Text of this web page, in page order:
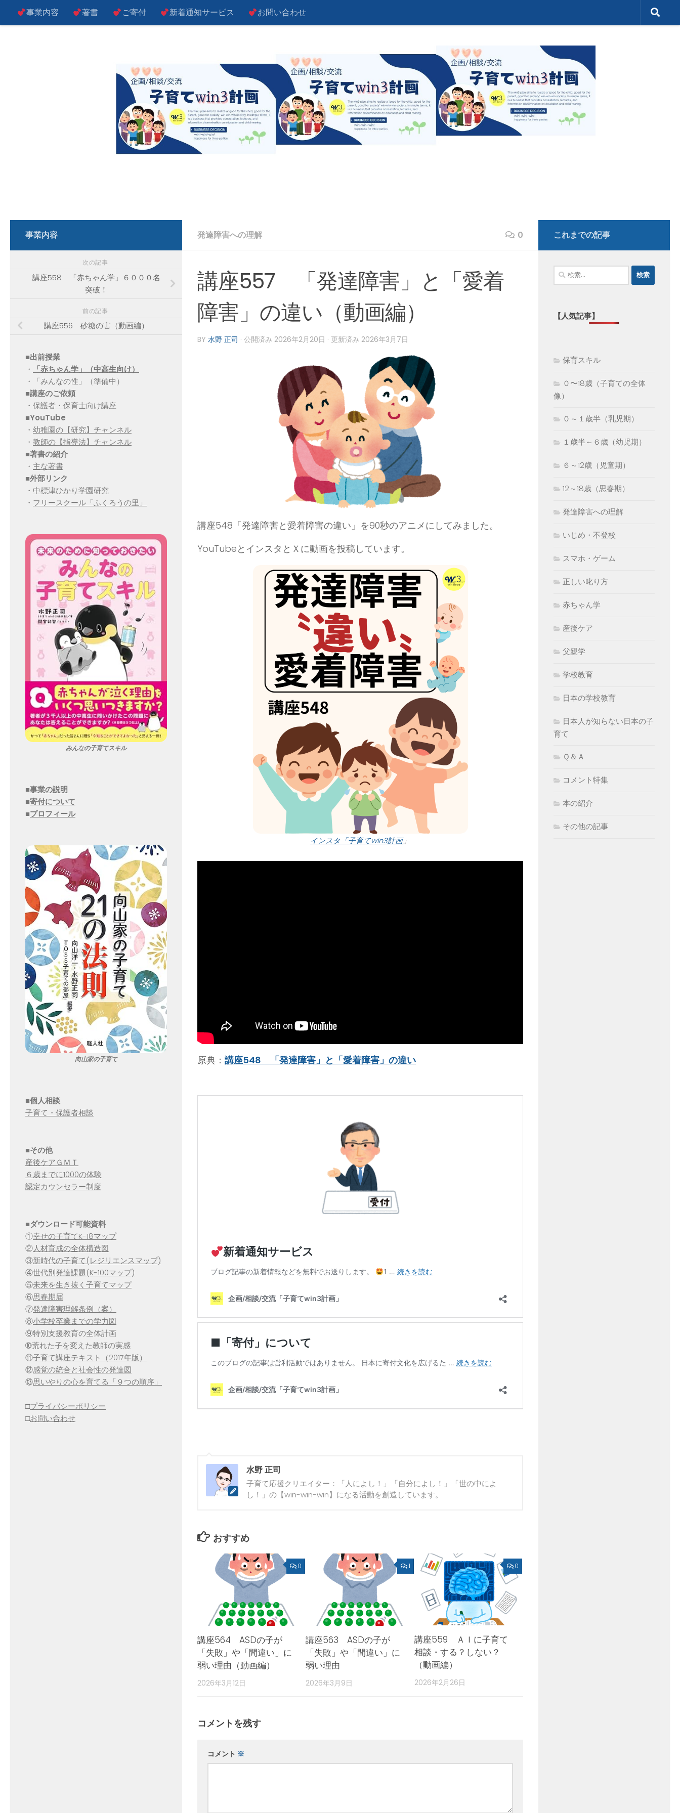
コンテンツへスキップ
事業内容 著書 ご寄付 新着通知サービス お問い合わせ
発達障害への理解 0
講座557 「発達障害」と「愛着
障害」の違い（動画編）
BY 水野 正司 · 公開済み 2026年2月20日 · 更新済み 2026年3月7日
講座548「発達障害と愛着障害の違い」を90秒のアニメにしてみました。
YouTubeとインスタとＸに動画を投稿しています。
インスタ「子育てwin3計画」
原典： 講座548 「発達障害」と「愛着障害」の違い
水野 正司
子育て応援クリエイター：「人によし！」「自分によし！」「世の中によ
し！」の【win-win-win】になる活動を創造しています。
おすすめ
0
講座564 ASDの子が
「失敗」や「間違い」に
弱い理由（動画編）
2026年3月12日
1
講座563 ASDの子が
「失敗」や「間違い」に
弱い理由
2026年3月9日
0
講座559 ＡＩに子育て
相談・する？しない？
（動画編）
2026年2月26日
コメントを残す
コメント ※
事業内容
次の記事
講座558 「赤ちゃん学」６０００名
突破！
前の記事
講座556 砂糖の害（動画編）
■出前授業
・
「赤ちゃん学」（中高生向け）
・「みんなの性」（準備中）
■講座のご依頼
・ 保護者・保育士向け講座
■YouTube
・ 幼稚園の【研究】チャンネル
・ 教師の【指導法】チャンネル
■著書の紹介
・ 主な著書
■外部リンク
・ 中標津ひかり学園研究
・ フリースクール「ふくろうの里」
みんなの子育てスキル
■事業の説明
■寄付について
■プロフィール
向山家の子育て
■個人相談
子育て・保護者相談
■その他
産後ケアＧＭＴ
６歳までに1000の体験
認定カウンセラー制度
■ダウンロード可能資料
①幸せの子育てK-18マップ
②人材育成の全体構造図
③新時代の子育て(レジリエンスマップ)
④世代別発達課題(K-100マップ)
⑤未来を生き抜く子育てマップ
⑥思春期届
⑦発達障害理解条例（案）
⑧小学校卒業までの学力図
⑨特別支援教育の全体計画
➉荒れた子を変えた教師の実感
⑪子育て講座テキスト（2017年版）
⑫感覚の統合と社会性の発達図
⑬思いやりの心を育てる「９つの順序」
□プライバシーポリシー
□お問い合わせ
これまでの記事
検
索:
【人気記事】
保育スキル
０〜18歳（子育ての全体
像）
０～１歳半（乳児期）
１歳半～６歳（幼児期）
６～12歳（児童期）
12～18歳（思春期）
発達障害への理解
いじめ・不登校
スマホ・ゲーム
正しい叱り方
赤ちゃん学
産後ケア
父親学
学校教育
日本の学校教育
日本人が知らない日本の子
育て
Ｑ＆Ａ
コメント特集
本の紹介
その他の記事